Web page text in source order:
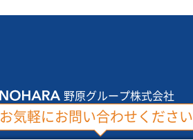
お気軽にお問い合わせください
野原グループ株式会社